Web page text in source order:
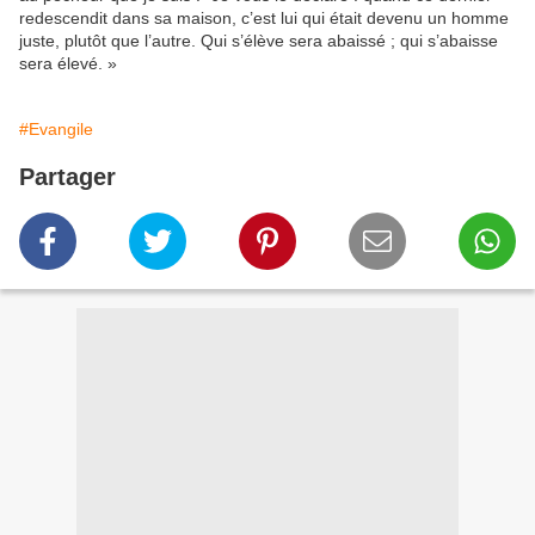
redescendit dans sa maison, c’est lui qui était devenu un homme
juste, plutôt que l’autre. Qui s’élève sera abaissé ; qui s’abaisse
sera élevé. »
#Evangile
Partager